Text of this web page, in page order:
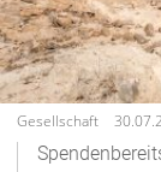
Gesellschaft